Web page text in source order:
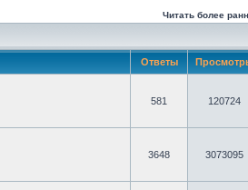
Читать более
Ответы
581 120724
3648 3073095